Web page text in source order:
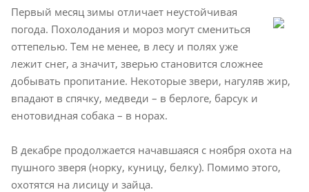
Первый месяц зимы отличает неустойчивая
погода. Похолодания и мороз могут смениться
оттепелью. Тем не менее, в лесу и полях уже
лежит снег, а значит, зверью становится сложнее
добывать пропитание. Некоторые звери, нагуляв жир,
впадают в спячку, медведи – в берлоге, барсук и
енотовидная собака – в норах.
В декабре продолжается начавшаяся с ноября охота на
пушного зверя (норку, куницу, белку). Помимо этого,
охотятся на лисицу и зайца.